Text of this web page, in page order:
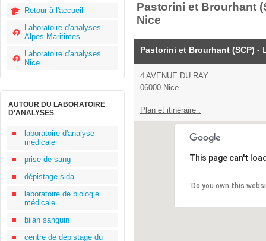
Retour à l'accueil
Laboratoire d'analyses
Alpes Maritimes
Laboratoire d'analyses
Nice
AUTOUR DU LABORATOIRE
D'ANALYSES
laboratoire d'analyse
médicale
prise de sang
dépistage sida
laboratoire de biologie
médicale
bilan sanguin
centre de dépistage du
Pastorini et Brourhant
Nice
Pastorini et Brourhant (SCP) -
4 AVENUE DU RAY
06000 Nice
Plan et itinéraire :
This page can't
Do you own this